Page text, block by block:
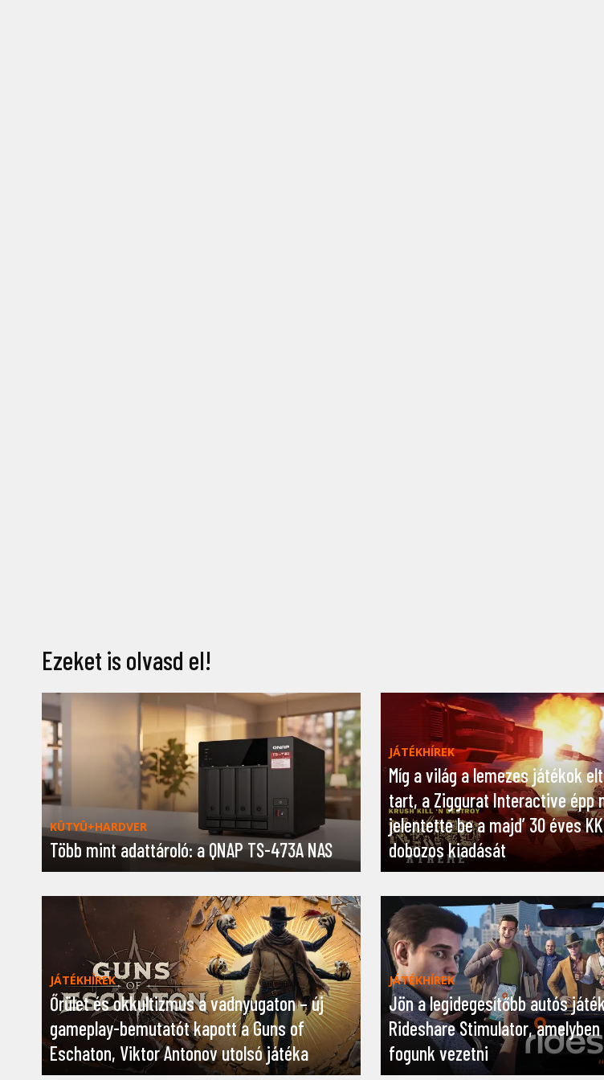
Ezeket is olvasd el!
KÜTYÜ+HARDVER
Több mint adattároló: a QNAP TS-473A NAS
JÁTÉKHÍREK
Míg a világ a lemezes játékok
tart, a Ziggurat Interactive épp
jelentette be a majd’ 30 éves
dobozos kiadását
JÁTÉKHÍREK
Őrület és okkultizmus a vadnyugaton – új
gameplay-bemutatót kapott a Guns of
Eschaton, Viktor Antonov utolsó játéka
JÁTÉKHÍREK
Jön a legidegesítőbb autós
Rideshare Stimulator,
fogunk vezetni